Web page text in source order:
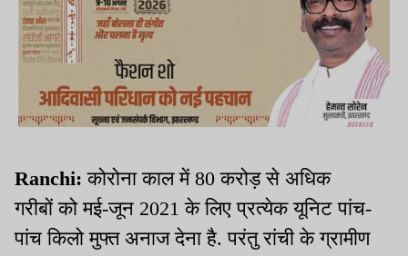
Ranchi: कोरोना काल में 80 करोड़ से अधिक
गरीबों को मई-जून 2021 के लिए प्रत्येक यूनिट पांच-
पांच किलो मुफ्त अनाज देना है. परंतु रांची के ग्रामीण